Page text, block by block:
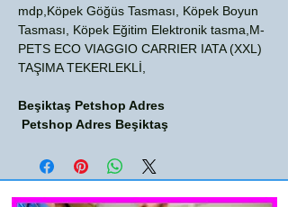
mdp,Köpek Göğüs Tasması, Köpek Boyun
Tasması, Köpek Eğitim Elektronik tasma,M-
PETS ECO VIAGGIO CARRIER IATA (XXL)
TAŞIMA TEKERLEKLİ,
Beşiktaş Petshop Adres
Petshop Adres Beşiktaş